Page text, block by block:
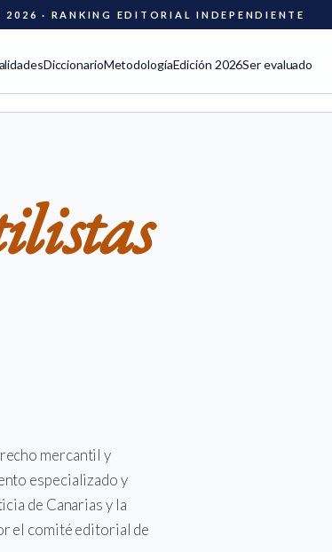
2026 · RANKING EDITORIAL INDEPENDIENTE
DiccionarioMetodologíaEdición 2026Ser evaluado
mercantil y
especializado y
de Canarias y la
el comité editorial de